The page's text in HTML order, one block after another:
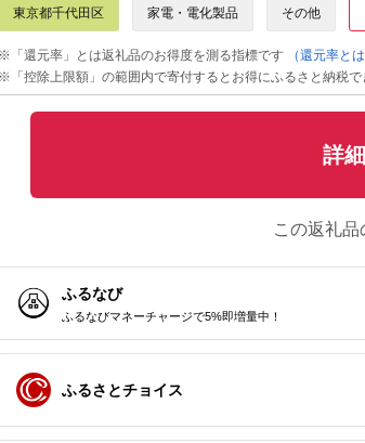
東京都千代田区 家電・電化製品 その他
※「還元率」とは返礼品のお得度を測る指標です
（還元率とは
※「控除上限額」の範囲内で寄付するとお得にふるさと納税で
詳
この返礼品
ふるなび
ふるなびマネーチャージで5%即増量中！
ふるさとチョイス